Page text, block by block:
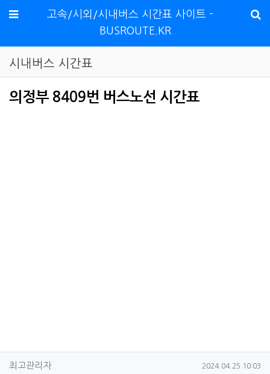
메뉴
고속/시외/시내버스 시간표 사이트 -
BUSROUTE.KR
시내버스 시간표
의정부 8409번 버스노선 시간표
작성자 정보
최고관리자작성 작성일
2024.04.25 10:03